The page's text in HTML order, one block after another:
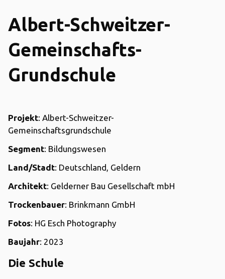
Albert-Schweitzer-
Gemeinschafts-
Grundschule
Projekt: Albert-Schweitzer-
Gemeinschaftsgrundschule
Segment: Bildungswesen
Land/Stadt: Deutschland, Geldern
Architekt: Gelderner Bau Gesellschaft mbH
Trockenbauer: Brinkmann GmbH
Fotos: HG Esch Photography
Baujahr: 2023
Die Schule